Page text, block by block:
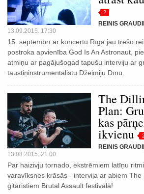
2
REINIS
13.09.2015. 17:30
15. septembrī ar koncertu Rīgā jau trešo
postroka apvienība God Is An Astronaut,
atmiņu ar pagājušogad tapušu interviju ar
taustiņinstrumentālistu Džeimiju Dīnu.
The
Plan:
kas
ikvienu
REINIS
13.08.2015. 21:00
Par haizivju tornado, ekstrēmiem latīņu
varavīksnes krāsās - intervija ar abiem The
ģitāristiem Brutal Assault festivālā!